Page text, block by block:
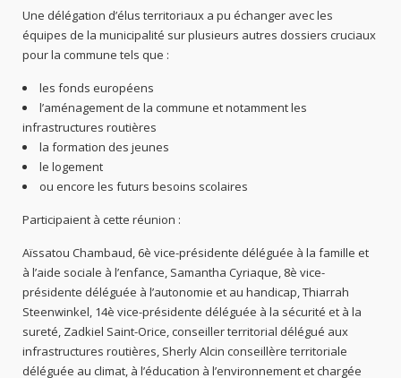
Une délégation d’élus territoriaux a pu échanger avec les
équipes de la municipalité sur plusieurs autres dossiers cruciaux
pour la commune tels que :
les fonds européens
l’aménagement de la commune et notamment les
infrastructures routières
la formation des jeunes
le logement
ou encore les futurs besoins scolaires
Participaient à cette réunion :
Aïssatou Chambaud, 6è vice-présidente déléguée à la famille et
à l’aide sociale à l’enfance, Samantha Cyriaque, 8è vice-
présidente déléguée à l’autonomie et au handicap, Thiarrah
Steenwinkel, 14è vice-présidente déléguée à la sécurité et à la
sureté, Zadkiel Saint-Orice, conseiller territorial délégué aux
infrastructures routières, Sherly Alcin conseillère territoriale
déléguée au climat, à l’éducation à l’environnement et chargée